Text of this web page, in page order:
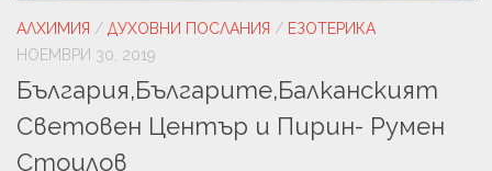
АЛХИМИЯ / ДУХОВНИ ПОСЛАНИЯ / ЕЗОТЕРИКА
НОЕМВРИ 30, 2019
България,Българите,Балканският
Световен Център и Пирин- Румен
Стоилов